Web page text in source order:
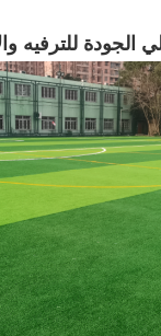
للترفيه